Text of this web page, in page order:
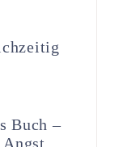
Buch –